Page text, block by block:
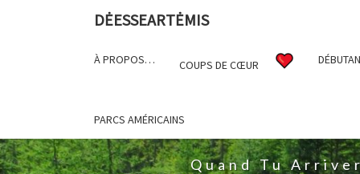
DĖESSEARTĖMIS
À PROPOS… COUPS DE CŒUR
PARCS AMÉRICAINS
Quand Tu